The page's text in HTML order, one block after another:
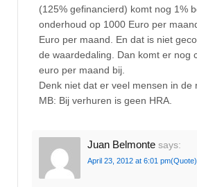
(125% gefinancierd) komt nog 1%
onderhoud op 1000 Euro per
Euro per maand. En dat is niet
de waardedaling. Dan komt er nog
euro per maand bij.
Denk niet dat er veel mensen in de
MB: Bij verhuren is geen HRA.
Juan Belmonte says:
April 23, 2012 at 6:01 pm(Quote)